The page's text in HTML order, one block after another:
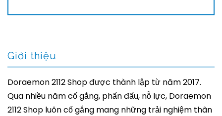
Giới thiệu
Doraemon 2112 Shop được thành lập từ năm 2017.
Qua nhiều năm cố gắng, phấn đấu, nỗ lực, Doraemon
2112 Shop luôn cố gắng mang những trải nghiệm thân